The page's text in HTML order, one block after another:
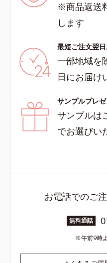
※商品返送
します
最短ご注文翌
一部地域を
日にお届け
サンプルプレ
サンプルは
でお選びい
お電話でのご
無料通話
午前9時